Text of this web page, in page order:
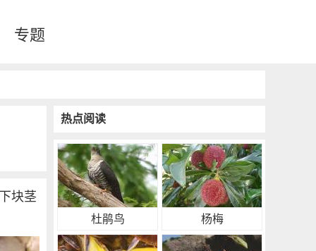
专题
块茎
热点阅读
杜鹃鸟 杨梅